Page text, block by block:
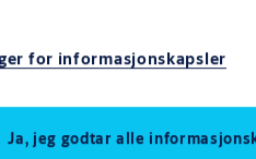
for informasjonskapsler
Ja, jeg godtar alle